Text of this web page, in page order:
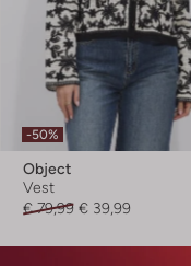
-50%
Object
Vest
€ 79,99 € 39,99